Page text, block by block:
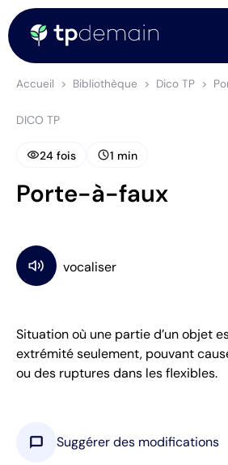
Accueil Bibliothèque Dico TP
DICO TP
visibility24 fois schedule1 min
Porte-à-faux
Situation où une partie d’un objet
extrémité seulement, pouvant
ou des ruptures dans les flexibles.
chat_bubble Suggérer des modifications